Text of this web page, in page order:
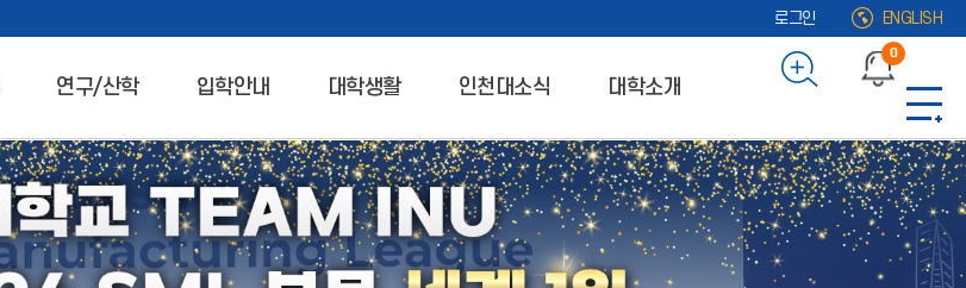
로그인 ENGLISH
연구/산학 입학안내 대학생활 인천대소식 대학소개
0